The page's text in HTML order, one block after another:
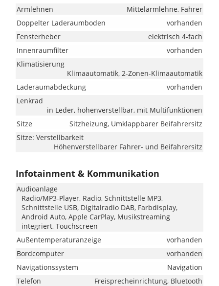
Armlehnen
Mittelarmlehne, Fahrer
Doppelter Laderaumboden
vorhanden
Fensterheber
elektrisch 4-fach
Innenraumfilter
vorhanden
Klimatisierung
Klimaautomatik, 2-Zonen-Klimaautomatik
Laderaumabdeckung
vorhanden
Lenkrad
in Leder, höhenverstellbar, mit Multifunktionen
Sitze
Sitzheizung, Umklappbarer Beifahrersitz
Sitze: Verstellbarkeit
Höhenverstellbarer Fahrer- und Beifahrersitz
Infotainment & Kommunikation
Audioanlage
Radio/MP3-Player, Radio, Schnittstelle MP3,
Schnittstelle USB, Digitalradio DAB, Farbdisplay,
Android Auto, Apple CarPlay, Musikstreaming
integriert, Touchscreen
Außentemperaturanzeige
vorhanden
Bordcomputer
vorhanden
Navigationssystem
Navigation
Telefon
Freisprecheinrichtung, Bluetooth